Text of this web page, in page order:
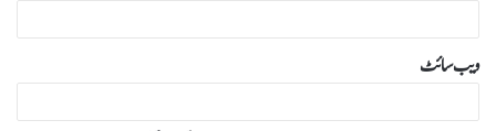
ویب‌ سائٹ